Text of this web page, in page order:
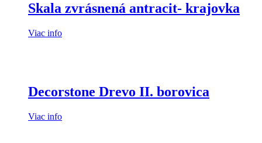
Skala zvrásnená antracit- krajovka
Viac info
Decorstone Drevo II. borovica
Viac info